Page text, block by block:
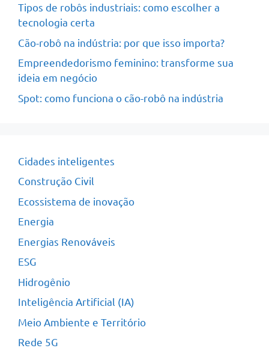
Tipos de robôs industriais: como escolher a
tecnologia certa
Cão-robô na indústria: por que isso importa?
Empreendedorismo feminino: transforme sua
ideia em negócio
Spot: como funciona o cão-robô na indústria
Cidades inteligentes
Construção Civil
Ecossistema de inovação
Energia
Energias Renováveis
ESG
Hidrogênio
Inteligência Artificial (IA)
Meio Ambiente e Território
Rede 5G